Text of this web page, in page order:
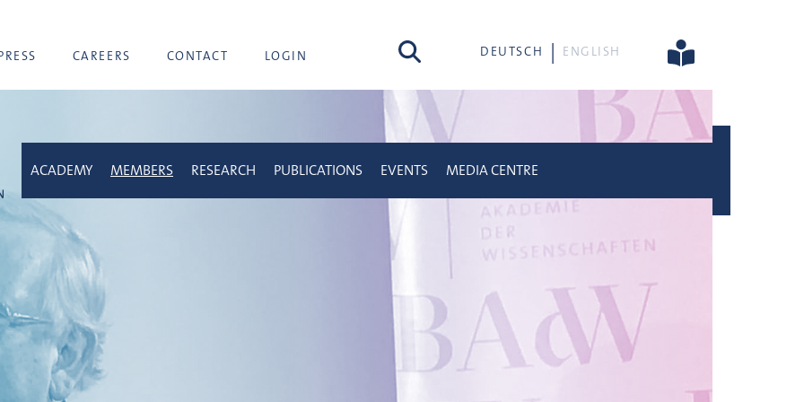
CAREERS CONTACT LOGIN search DEUTSCH ENGLISH
ACADEMY MEMBERS RESEARCH PUBLICATIONS EVENTS MEDIA CENTRE